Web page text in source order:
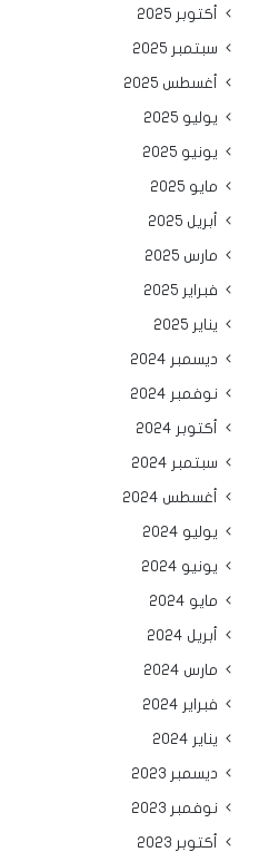
أكتوبر 2025
سبتمبر 2025
أغسطس 2025
يوليو 2025
يونيو 2025
مايو 2025
أبريل 2025
مارس 2025
فبراير 2025
يناير 2025
ديسمبر 2024
نوفمبر 2024
أكتوبر 2024
سبتمبر 2024
أغسطس 2024
يوليو 2024
يونيو 2024
مايو 2024
أبريل 2024
مارس 2024
فبراير 2024
يناير 2024
ديسمبر 2023
نوفمبر 2023
أكتوبر 2023